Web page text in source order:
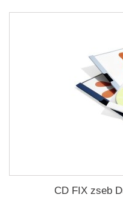
CD FIX zseb